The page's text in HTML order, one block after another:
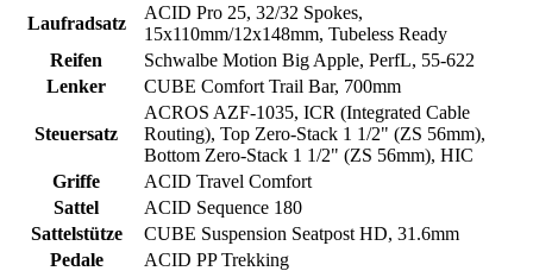
Laufradsatz
ACID Pro 25, 32/32 Spokes,
15x110mm/12x148mm, Tubeless Ready
Reifen
Schwalbe Motion Big Apple, PerfL, 55-622
Lenker
CUBE Comfort Trail Bar, 700mm
Steuersatz
ACROS AZF-1035, ICR (Integrated Cable
Routing), Top Zero-Stack 1 1/2" (ZS 56mm),
Bottom Zero-Stack 1 1/2" (ZS 56mm), HIC
Griffe
ACID Travel Comfort
Sattel
ACID Sequence 180
Sattelstütze
CUBE Suspension Seatpost HD, 31.6mm
Pedale
ACID PP Trekking